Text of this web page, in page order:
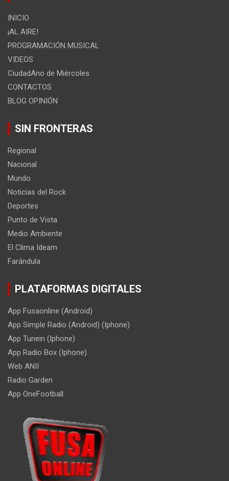
INICIO
¡AL AIRE!
PROGRAMACIÓN MUSICAL
VIDEOS
CiudadAno de Miércoles
CONTACTOS
BLOG OPINIÓN
SIN FRONTERAS
Regional
Nacional
Mundo
Noticias del Rock
Deportes
Punto de Vista
Medio Ambiente
El Clima Ideam
Farándula
PLATAFORMAS DIGITALES
App Fusaonline (Android)
App Simple Radio (Android) (Iphone)
App Tunein (Iphone)
App Radio Box (Iphone)
Web ANII
Radio Garden
App OneFootball